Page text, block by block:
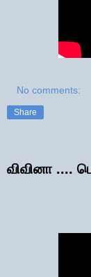
No comments:
Share
விவினா ....